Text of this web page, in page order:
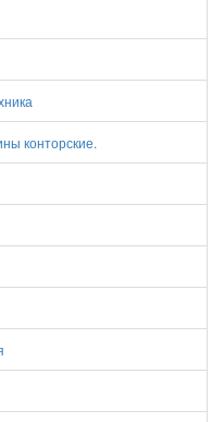
конторские.